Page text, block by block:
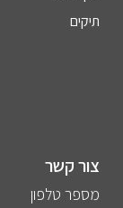
תיקים
צור קשר
מספר טלפון